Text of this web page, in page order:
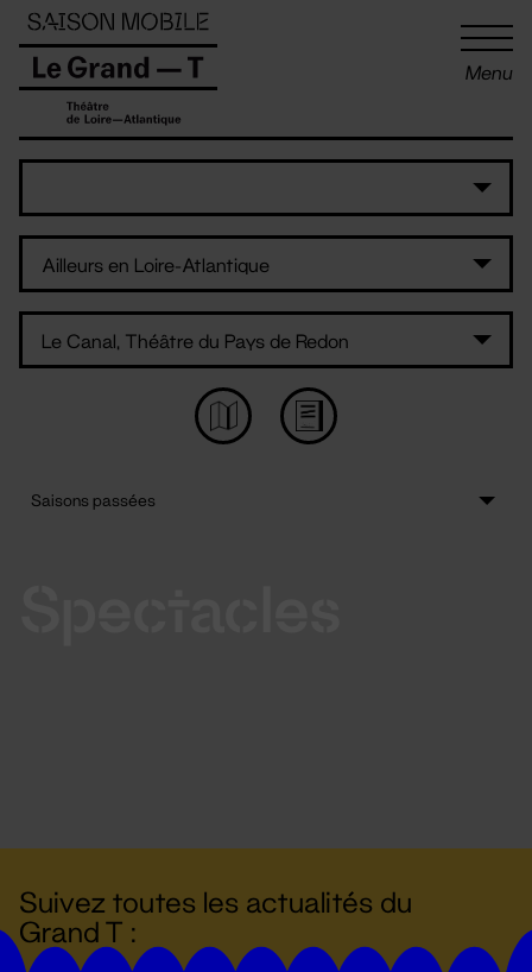
Menu
Suivez toutes les actualités du
Grand T :
Panneau de gestion des cookies